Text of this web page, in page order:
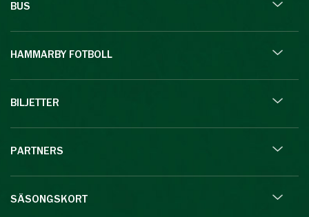
BUS
HAMMARBY FOTBOLL
BILJETTER
PARTNERS
SÄSONGSKORT